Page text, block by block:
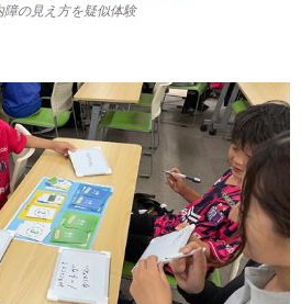
障の見え方を疑似体験